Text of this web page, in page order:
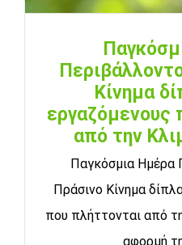
Κίνημα
εργαζόμενους
από την
Παγκόσμια Ημέρα
Πράσινο Κίνημα
που πλήττονται από
αφορμή